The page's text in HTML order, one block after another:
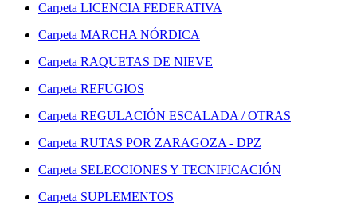
Carpeta LICENCIA FEDERATIVA
Carpeta MARCHA NÓRDICA
Carpeta RAQUETAS DE NIEVE
Carpeta REFUGIOS
Carpeta REGULACIÓN ESCALADA / OTRAS
Carpeta RUTAS POR ZARAGOZA - DPZ
Carpeta SELECCIONES Y TECNIFICACIÓN
Carpeta SUPLEMENTOS